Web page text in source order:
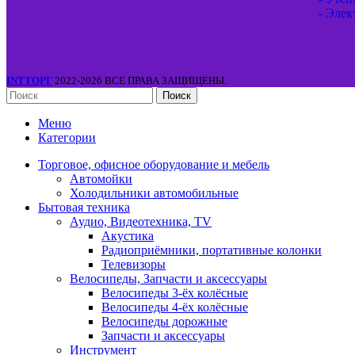
-
INTТОРГ 2022-2026 ВСЕ ПРАВА ЗАЩИЩЕНЫ.
Поиск
Меню
Категории
Торговое, офисное оборудование и мебель
Автомойки
Холодильники автомобильные
Бытовая техника
Аудио, Видеотехника, TV
Акустика
Радиоприёмники, портативные колонки
Телевизоры
Велосипеды, Запчасти и аксессуары
Велосипеды 3-ёх колёсные
Велосипеды 4-ёх колёсные
Велосипеды дорожные
Запчасти и аксессуары
Инструмент